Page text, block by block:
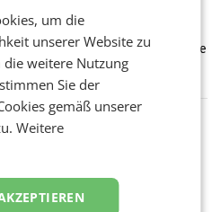
für Zirkularität: ARA und
am POS über
August hinweg rücken die
Austria AG (ARA) und der
Müller die Initiative
Helden“ in allen österreichischen
zwei Filialen in
– Im Rahmen einer
Modernisierungsoffensive
um die
unserer Website zu
weitere Nutzung
Sie der
gemäß unserer
Weitere